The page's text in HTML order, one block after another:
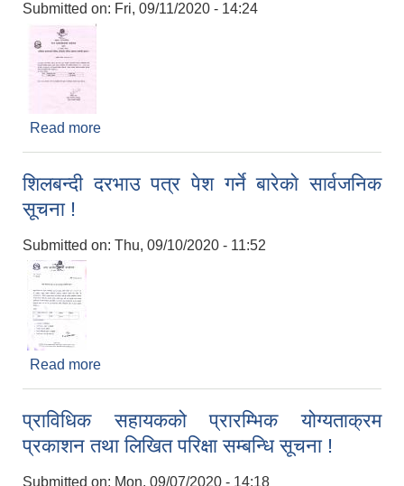
Submitted on: Fri, 09/11/2020 - 14:24
Read more
शिलबन्दी दरभाउ पत्र पेश गर्ने बारेकाे सार्वजनिक
सूचना !
Submitted on: Thu, 09/10/2020 - 11:52
Read more
प्राविधिक सहायकको प्रारम्भिक योग्यताक्रम
प्रकाशन तथा लिखित परिक्षा सम्बन्धि सूचना !
Submitted on: Mon, 09/07/2020 - 14:18